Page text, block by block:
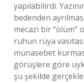
yapılabilirdi.
bedenden
mecazi bir “ölüm”
ruhun rüya
münasebet
görüşlere göre
şu şekilde